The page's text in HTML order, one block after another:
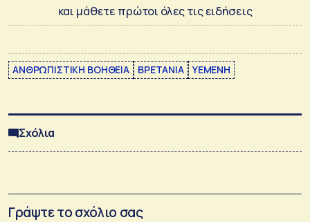
και μάθετε πρώτοι όλες τις ειδήσεις
ΑΝΘΡΩΠΙΣΤΙΚΗ ΒΟΗΘΕΙΑ ΒΡΕΤΑΝΙΑ ΥΕΜΕΝΗ
Σχόλια
Γράψτε το σχόλιο σας